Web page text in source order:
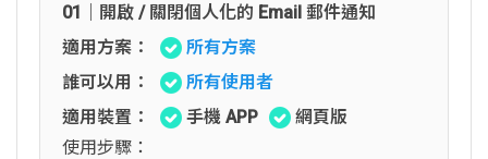
01｜開啟 / 關閉個人化的 Email 郵件通知
適用方案：
所有方案
誰可以用：
所有使用者
適用裝置：
手機 APP
網頁版
使用步驟：